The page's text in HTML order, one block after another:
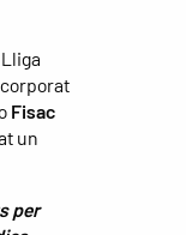
Fisac
un
per